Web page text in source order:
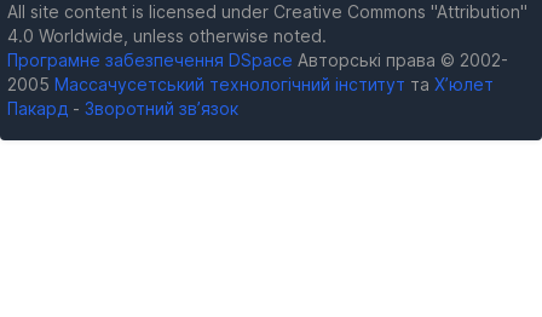
All site content is licensed under Creative Commons "Attribution"
4.0 Worldwide, unless otherwise noted.
Програмне забезпечення DSpace Авторські права © 2002-
2005 Массачусетський технологічний інститут та Х’юлет
Пакард - Зворотний зв’язок